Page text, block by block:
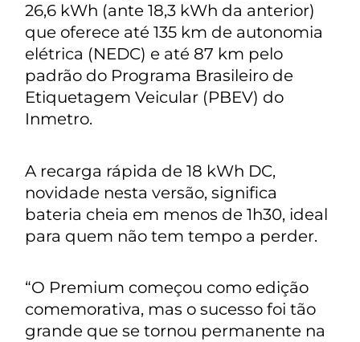
26,6 kWh (ante 18,3 kWh da anterior)
que oferece até 135 km de autonomia
elétrica (NEDC) e até 87 km pelo
padrão do Programa Brasileiro de
Etiquetagem Veicular (PBEV) do
Inmetro.
A recarga rápida de 18 kWh DC,
novidade nesta versão, significa
bateria cheia em menos de 1h30, ideal
para quem não tem tempo a perder.
“O Premium começou como edição
comemorativa, mas o sucesso foi tão
grande que se tornou permanente na